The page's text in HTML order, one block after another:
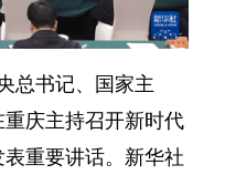
书记、国家主
庆主持召开新时代
重要讲话。新华社